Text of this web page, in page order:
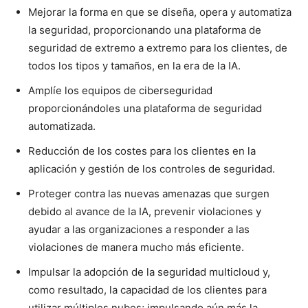
Mejorar la forma en que se diseña, opera y automatiza
la seguridad, proporcionando una plataforma de
seguridad de extremo a extremo para los clientes, de
todos los tipos y tamaños, en la era de la IA.
Amplíe los equipos de ciberseguridad
proporcionándoles una plataforma de seguridad
automatizada.
Reducción de los costes para los clientes en la
aplicación y gestión de los controles de seguridad.
Proteger contra las nuevas amenazas que surgen
debido al avance de la IA, prevenir violaciones y
ayudar a las organizaciones a responder a las
violaciones de manera mucho más eficiente.
Impulsar la adopción de la seguridad multicloud y,
como resultado, la capacidad de los clientes para